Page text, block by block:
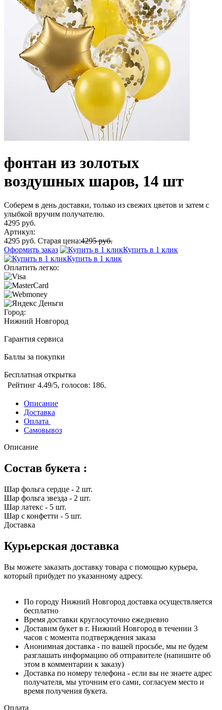
фонтан из золотых
воздушных шаров, 14 шт
Соберем в день доставки, только из свежих цветов и затем с
улыбкой вручим получателю.
4295 руб.
Артикул:
4295 руб. Старая цена:4295 руб.
Оформить заказ
Купить в 1 клик
Купить в 1 клик
Оплатить легко:
Город:
Нижний Новгород
Гарантия сервиса
Баллы за покупки
Бесплатная открытка
Рейтинг 4.49/5, голосов: 186.
Описание
Доставка
Оплата
Самовывоз
Описание
Состав букета :
Шар фольга сердце - 2 шт.
Шар фольга звезда - 2 шт.
Шар латекс - 5 шт.
Шар с конфетти - 5 шт.
Доставка
Курьерская доставка
Вы можете заказать доставку товара с помощью курьера,
который прибудет по указанному адресу.
По городу Нижний Новгород доставка осуществляется
бесплатно
Время доставки круглосуточно ежедневно
Доставим букет в г. Нижний Новгород в течении 3
часов с момента подтверждения заказа
Анонимная доставка - по вашей просьбе, мы не будем
разглашать информацию об отправителе (напишите об
этом в комментарии к заказу)
Доставка по номеру телефона - если вы не знаете адрес
получателя, мы уточним его сами, согласуем место и
время получения букета.
Оплата